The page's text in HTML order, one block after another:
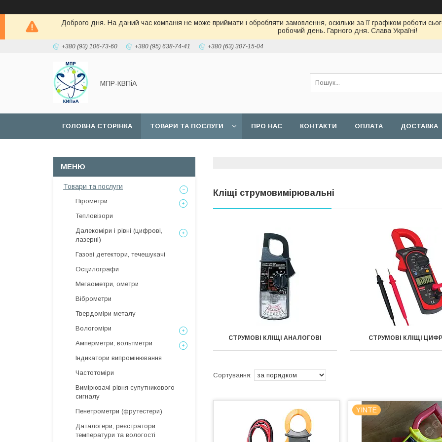
Доброго дня. На даний час компанія не може приймати і обробляти замовлення, оскільки за її графіком роботи
робочий день. Гарного дня. Слава Україні!
+380 (93) 106-73-60 +380 (95) 638-74-41 +380 (63) 307-15-04
МПР-КВПіА
ГОЛОВНА СТОРІНКА ТОВАРИ ТА ПОСЛУГИ ПРО НАС КОНТАКТИ ОПЛАТА ДОСТАВКА
Кліщі струмовимірювальні
СТРУМОВІ КЛІЩІ АНАЛОГОВІ СТРУМОВІ КЛІЩІ
YINTE
Товари та послуги
Пірометри
Тепловізори
Далекоміри і рівні (цифрові,
лазерні)
Газові детектори, течешукачі
Осцилографи
Мегаометри, ометри
Віброметри
Твердоміри металу
Вологоміри
Амперметри, вольтметри
Індикатори випромінювання
Частотоміри
Вимірювачі рівня супутникового
сигналу
Пенетрометри (фрутестери)
Даталогери, реєстратори
температури та вологості